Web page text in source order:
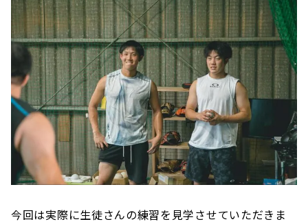
今回は実際に生徒さんの練習を見学させていただきま